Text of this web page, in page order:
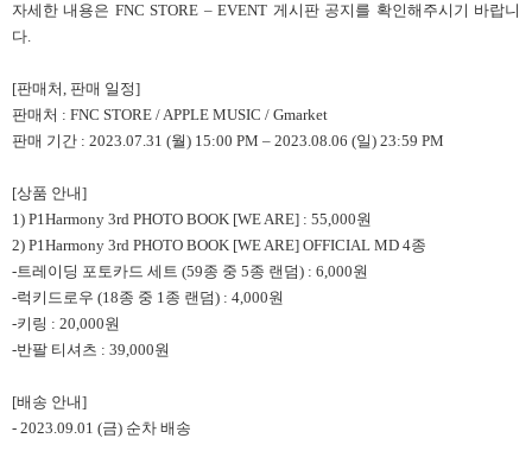
자세한 내용은 FNC STORE – EVENT 게시판 공지를 확인해주시기 바랍니
다.
[판매처, 판매 일정]
판매처 : FNC STORE / APPLE MUSIC / Gmarket
판매 기간 : 2023.07.31 (월) 15:00 PM – 2023.08.06 (일) 23:59 PM
[상품 안내]
1) P1Harmony 3rd PHOTO BOOK [WE ARE] : 55,000원
2) P1Harmony 3rd PHOTO BOOK [WE ARE] OFFICIAL MD 4종
-트레이딩 포토카드 세트 (59종 중 5종 랜덤) : 6,000원
-럭키드로우 (18종 중 1종 랜덤) : 4,000원
-키링 : 20,000원
-반팔 티셔츠 : 39,000원
[배송 안내]
- 2023.09.01 (금) 순차 배송